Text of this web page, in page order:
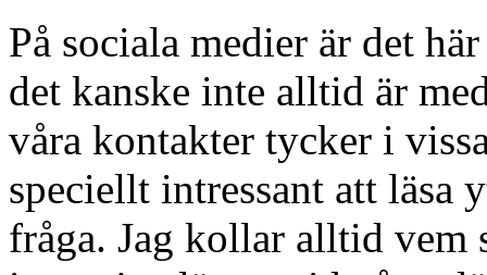
På sociala medier är det
det kanske inte alltid är
våra kontakter tycker i
speciellt intressant att läsa
fråga. Jag kollar alltid vem